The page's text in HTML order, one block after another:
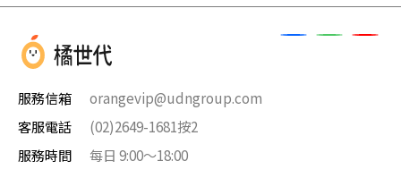
服務信箱
orangevip@udngroup.com
客服電話
(02)2649-1681按2
服務時間
每日 9:00～18:00